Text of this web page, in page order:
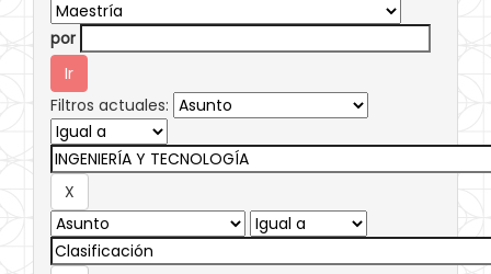
por
Filtros actuales: